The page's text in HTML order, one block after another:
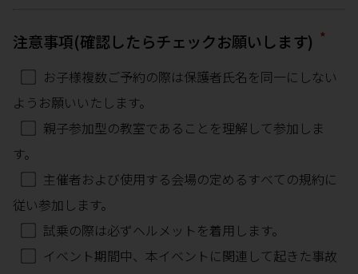
注意事項(確認したらチェックお願いします) *
お子様複数ご予約の際は保護者氏名を同一にしない
ようお願いいたします。
親子参加型の教室であることを理解して参加しま
す。
主催者および使用する会場の定めるすべての規約に
従い参加します。
試乗の際は必ずヘルメットを着用します。
イベント期間中、本イベントに関連して起きた事故